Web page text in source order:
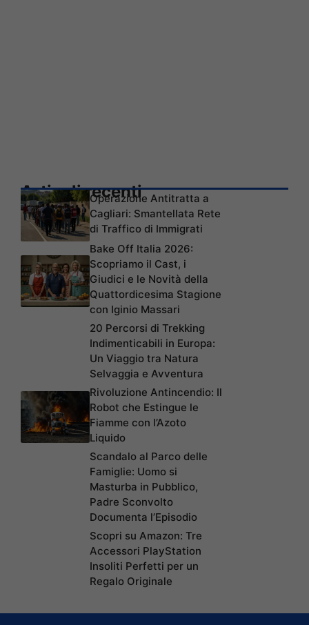
Articoli recentiOperazione Antitratta a
Cagliari: Smantellata Rete
di Traffico di Immigrati
Bake Off Italia 2026:
Scopriamo il Cast, i
Giudici e le Novità della
Quattordicesima Stagione
con Iginio Massari
20 Percorsi di Trekking
Indimenticabili in Europa:
Un Viaggio tra Natura
Selvaggia e Avventura
Rivoluzione Antincendio: Il
Robot che Estingue le
Fiamme con l’Azoto
Liquido
Scandalo al Parco delle
Famiglie: Uomo si
Masturba in Pubblico,
Padre Sconvolto
Documenta l’Episodio
Scopri su Amazon: Tre
Accessori PlayStation
Insoliti Perfetti per un
Regalo Originale